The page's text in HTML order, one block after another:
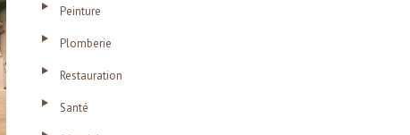
Peinture
Plomberie
Restauration
Santé